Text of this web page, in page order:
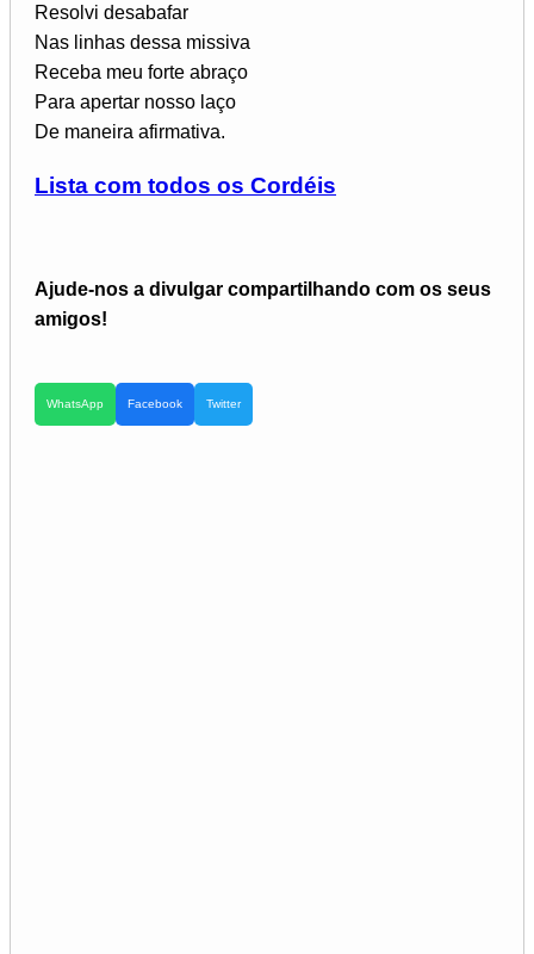
Resolvi desabafar
Nas linhas dessa missiva
Receba meu forte abraço
Para apertar nosso laço
De maneira afirmativa.
Lista com todos os Cordéis
Ajude-nos a divulgar compartilhando com os seus
amigos!
WhatsApp Facebook Twitter